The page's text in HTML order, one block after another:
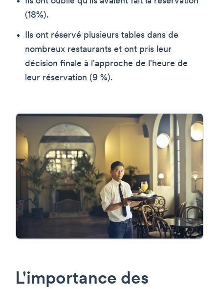
(18%).
Ils ont réservé plusieurs tables dans de
nombreux restaurants et ont pris leur
décision finale à l'approche de l'heure de
leur réservation (9 %).
L'importance des